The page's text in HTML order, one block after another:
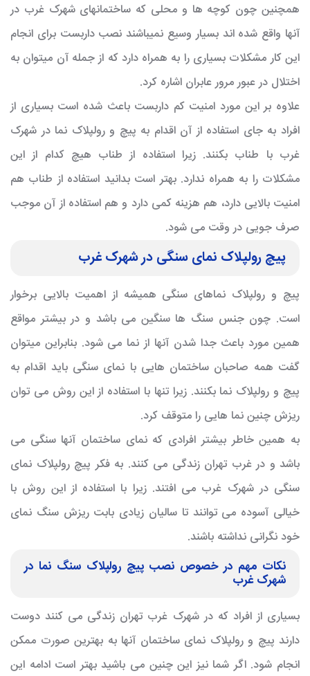
همچنین چون کوچه ها و محلی که ساختمانهای شهرک غرب در
آنها واقع شده اند بسیار وسیع نمیباشند نصب داربست برای انجام
این کار مشکلات بسیاری را به همراه دارد که از جمله آن میتوان به
اختلال در عبور مرور عابران اشاره کرد.
علاوه بر این مورد امنیت کم داربست باعث شده است بسیاری از
افراد به جای استفاده از آن اقدام به پیچ و رولپلاک نما در شهرک
غرب با طناب بکنند. زیرا استفاده از طناب هیچ کدام از این
مشکلات را به همراه ندارد. بهتر است بدانید استفاده از طناب هم
امنیت بالایی دارد، هم هزینه کمی دارد و هم استفاده از آن موجب
صرف جویی در وقت می شود.
پیچ رولپلاک نمای سنگی در شهرک غرب
پیچ و رولپلاک نماهای سنگی همیشه از اهمیت بالایی برخوار
است. چون جنس سنگ ها سنگین می باشد و در بیشتر مواقع
همین مورد باعث جدا شدن آنها از نما می شود. بنابراین میتوان
گفت همه صاحبان ساختمان هایی با نمای سنگی باید اقدام به
پیچ و رولپلاک نما بکنند. زیرا تنها با استفاده از این روش می توان
ریزش چنین نما هایی را متوقف کرد.
به همین خاطر بیشتر افرادی که نمای ساختمان آنها سنگی می
باشد و در غرب تهران زندگی می کنند. به فکر پیچ رولپلاک نمای
سنگی در شهرک غرب می افتند. زیرا با استفاده از این روش با
خیالی آسوده می توانند تا سالیان زیادی بابت ریزش سنگ نمای
خود نگرانی نداشته باشند.
نکات مهم در خصوص نصب پیچ رولپلاک سنگ نما در
شهرک غرب
بسیاری از افراد که در شهرک غرب تهران زندگی می کنند دوست
دارند پیچ و رولپلاک نمای ساختمان آنها به بهترین صورت ممکن
انجام شود. اگر شما نیز این چنین می باشید بهتر است ادامه این